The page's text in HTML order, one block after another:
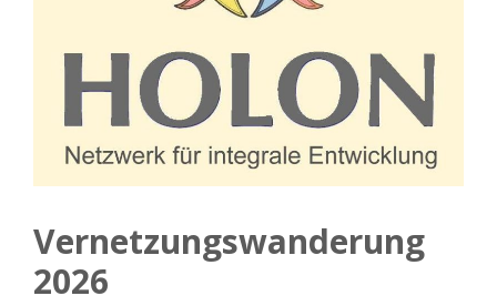
Vernetzungswanderung
2026